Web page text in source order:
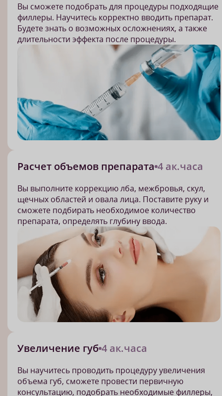
Вы сможете подобрать для процедуры подходящие
филлеры. Научитесь корректно вводить препарат.
Будете знать о возможных осложнениях, а также
длительности эффекта после процедуры.
Расчет объемов препарата 4 ак.часа
Вы выполните коррекцию лба, межбровья, скул,
щечных областей и овала лица. Поставите руку и
сможете подбирать необходимое количество
препарата, определять глубину ввода.
Увеличение губ 4 ак.часа
Вы научитесь проводить процедуру увеличения
объема губ, сможете провести первичную
консультацию, подобрать необходимые филлеры,